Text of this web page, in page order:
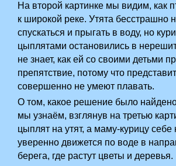
На второй картинке мы видим, как
к широкой реке. Утята бесстрашно
спускаться и прыгать в воду, но
цыплятами остановились в
не знает, как ей со своими детьми
препятствие, потому что
совершенно не умеют плавать.
О том, какое решение было
мы узнаём, взглянув на третью
цыплят на утят, а маму-курицу себе
уверенно движется по воде в
берега, где растут цветы и деревья.